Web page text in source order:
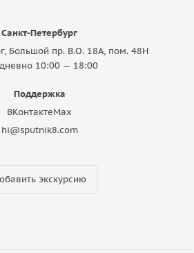
Санкт-Петербург
Большой пр. В.О. 18A, пом. 48Н
10:00 — 18:00
Поддержка
ВКонтактеMax
hi@sputnik8.com
экскурсию